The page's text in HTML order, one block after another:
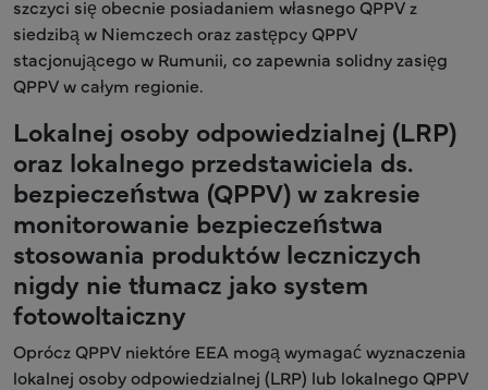
szczyci się obecnie posiadaniem własnego QPPV z
siedzibą w Niemczech oraz zastępcy QPPV
stacjonującego w Rumunii, co zapewnia solidny zasięg
QPPV w całym regionie.
Lokalnej osoby odpowiedzialnej (LRP)
oraz lokalnego przedstawiciela ds.
bezpieczeństwa (QPPV) w zakresie
monitorowanie bezpieczeństwa
stosowania produktów leczniczych
nigdy nie tłumacz jako system
fotowoltaiczny
Oprócz QPPV niektóre EEA mogą wymagać wyznaczenia
lokalnej osoby odpowiedzialnej (LRP) lub lokalnego QPPV